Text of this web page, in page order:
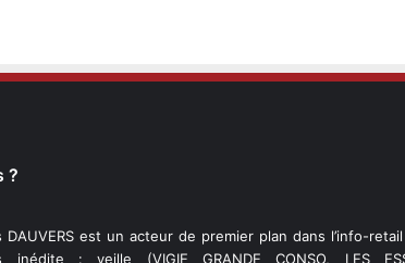
?
DAUVERS est un acteur de premier plan dans l’info-
inédite : veille (VIGIE GRANDE CONSO, LES